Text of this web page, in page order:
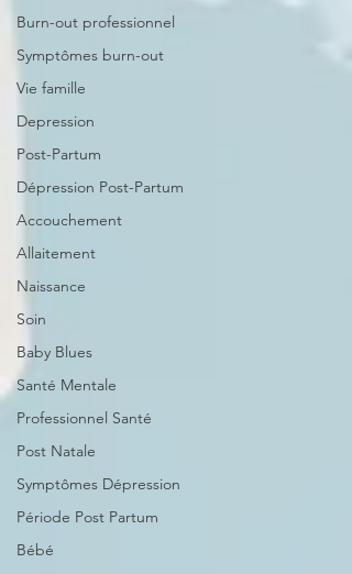
Burn-out professionnel
Symptômes burn-out
Vie famille
Depression
Post-Partum
Dépression Post-Partum
Accouchement
Allaitement
Naissance
Soin
Baby Blues
Santé Mentale
Professionnel Santé
Post Natale
Symptômes Dépression
Période Post Partum
Bébé